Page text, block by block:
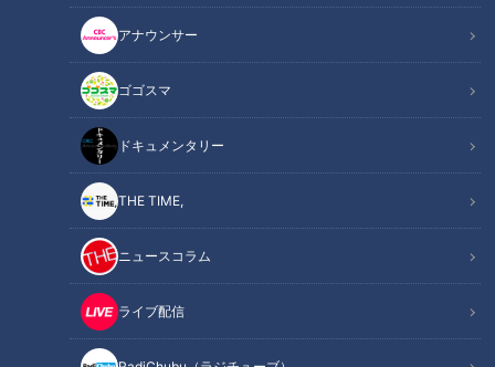
アナウンサー
ゴゴスマ
ドキュメンタリー
THE TIME,
ニュースコラム
ライブ配信
この記事を見たあなたへのおすすめ
クマ被害のフェイク動画に要注
意！見抜くポイントは？
気分を上げたい！冬服のマンネ
リ化から脱するには？
嫁姑問題を逆手に取る。「姑ダ
イエット」とは？